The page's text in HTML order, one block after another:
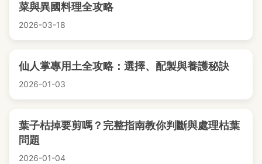
菜與異國料理全攻略
2026-03-18
仙人掌專用土全攻略：選擇、配製與養護秘訣
2026-01-03
葉子枯掉要剪嗎？完整指南教你判斷與處理枯葉
問題
2026-01-04